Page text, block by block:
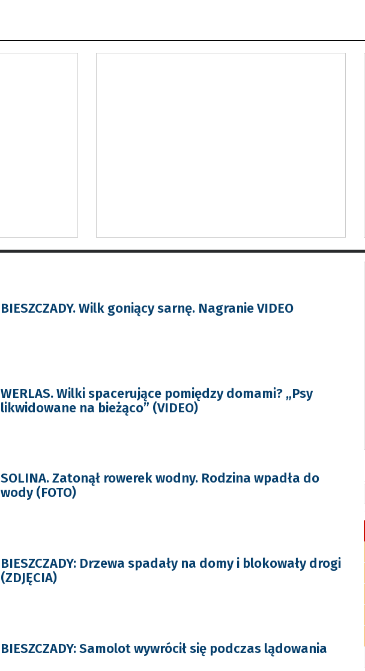
BIESZCZADY. Wilk goniący sarnę. Nagranie VIDEO
WERLAS. Wilki spacerujące pomiędzy domami? „Psy
likwidowane na bieżąco” (VIDEO)
SOLINA. Zatonął rowerek wodny. Rodzina wpadła do
wody (FOTO)
BIESZCZADY: Drzewa spadały na domy i blokowały drogi
(ZDJĘCIA)
BIESZCZADY: Samolot wywrócił się podczas lądowania